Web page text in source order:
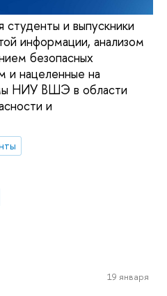
студенты и выпускники
информации, анализом
безопасных
и нацеленные на
НИУ ВШЭ в области
и
19 января